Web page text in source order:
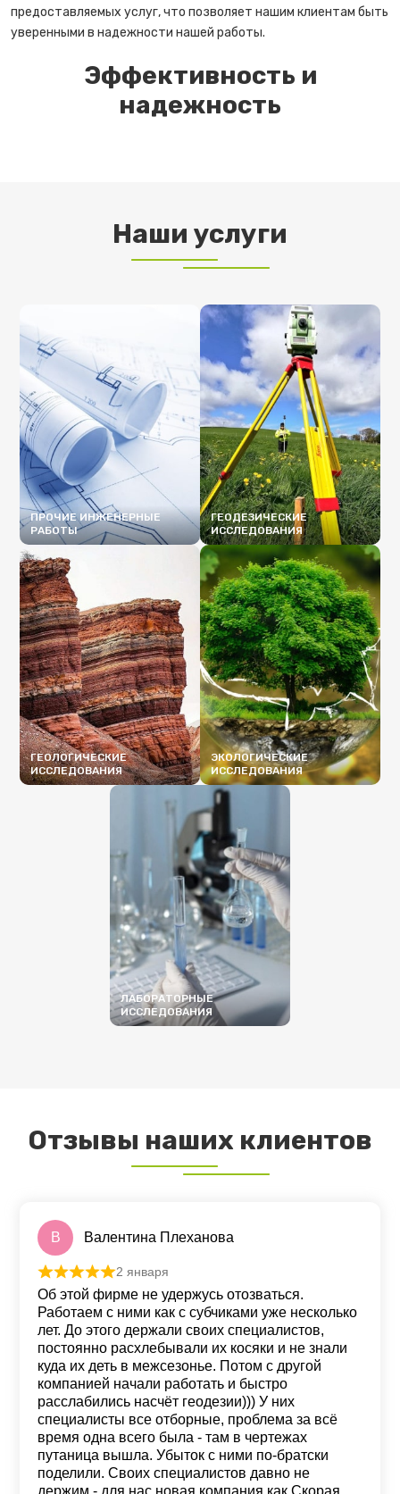
предоставляемых услуг, что позволяет нашим клиентам быть
уверенными в надежности нашей работы.
Эффективность и
надежность
Наши услуги
ПРОЧИЕ ИНЖЕНЕРНЫЕ
РАБОТЫ
ПОДРОБНЕЕ
ГЕОДЕЗИЧЕСКИЕ
ИССЛЕДОВАНИЯ
ПОДРОБНЕЕ
ГЕОЛОГИЧЕСКИЕ
ИССЛЕДОВАНИЯ
ЭКОЛОГИЧЕСКИЕ
ИССЛЕДОВАНИЯ
ЛАБОРАТОРНЫЕ
ИССЛЕДОВАНИЯ
Отзывы наших клиентов
В Валентина Плеханова
Оценка из 5
2 января
Об этой фирме не удержусь отозваться.
Работаем с ними как с субчиками уже несколько
лет. До этого держали своих специалистов,
постоянно расхлебывали их косяки и не знали
куда их деть в межсезонье. Потом с другой
компанией начали работать и быстро
расслабились насчёт геодезии))) У них
специалисты все отборные, проблема за всё
время одна всего была - там в чертежах
путаница вышла. Убыток с ними по-братски
поделили. Своих специалистов давно не
держим - для нас новая компания как Скорая